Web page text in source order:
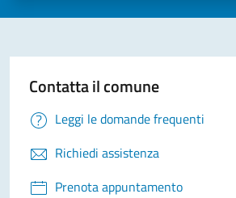
Contatta il comune
Leggi le domande frequenti
Richiedi assistenza
Prenota appuntamento